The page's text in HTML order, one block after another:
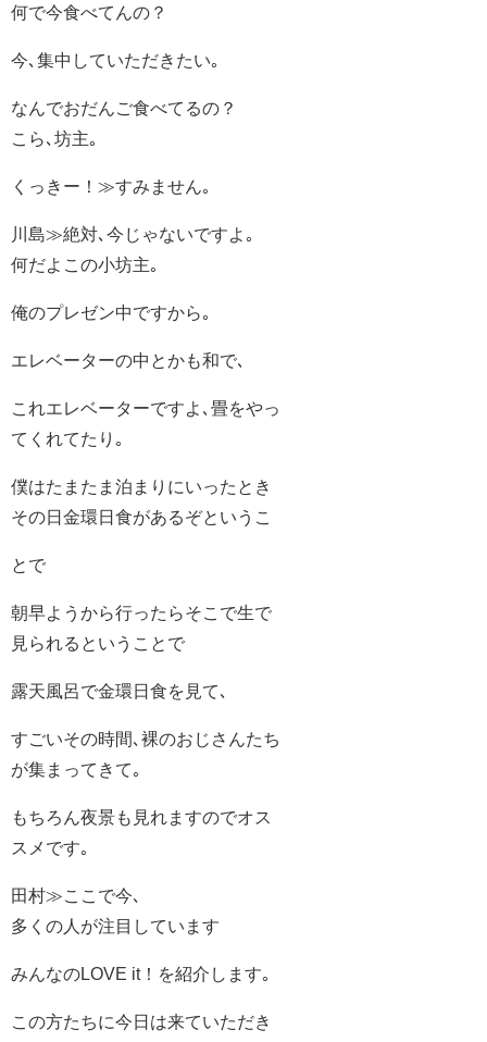
何で今食べてんの？
今､集中していただきたい｡
なんでおだんご食べてるの？
こら､坊主｡
くっきー！≫すみません｡
川島≫絶対､今じゃないですよ｡
何だよこの小坊主｡
俺のプレゼン中ですから｡
エレベーターの中とかも和で､
これエレベーターですよ､畳をやっ
てくれてたり｡
僕はたまたま泊まりにいったとき
その日金環日食があるぞというこ
とで
朝早ようから行ったらそこで生で
見られるということで
露天風呂で金環日食を見て､
すごいその時間､裸のおじさんたち
が集まってきて｡
もちろん夜景も見れますのでオス
スメです｡
田村≫ここで今､
多くの人が注目しています
みんなのLOVE it！を紹介します｡
この方たちに今日は来ていただき